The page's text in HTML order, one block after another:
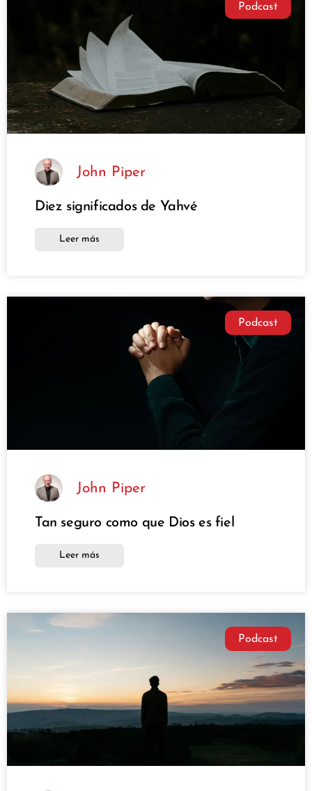
Podcast
John Piper
Diez significados de Yahvé
Leer más
Podcast
John Piper
Tan seguro como que Dios es fiel
Leer más
Podcast